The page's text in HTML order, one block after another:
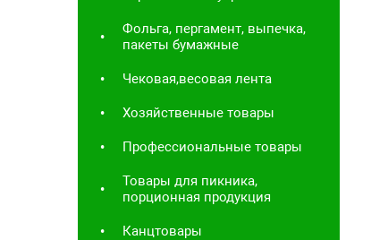
Фольга, пергамент, выпечка,
пакеты бумажные
Чековая,весовая лента
Хозяйственные товары
Профессиональные товары
Товары для пикника,
порционная продукция
Канцтовары